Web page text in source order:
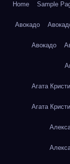
Home Sample
Авокадо
Авокадо
Агата
Агата